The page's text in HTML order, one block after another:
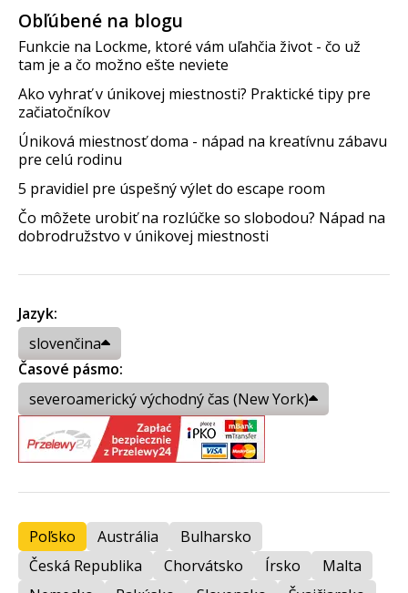
Obľúbené na blogu
Funkcie na Lockme, ktoré vám uľahčia život - čo už
tam je a čo možno ešte neviete
Ako vyhrať v únikovej miestnosti? Praktické tipy pre
začiatočníkov
Úniková miestnosť doma - nápad na kreatívnu zábavu
pre celú rodinu
5 pravidiel pre úspešný výlet do escape room
Čo môžete urobiť na rozlúčke so slobodou? Nápad na
dobrodružstvo v únikovej miestnosti
Jazyk:
slovenčina
Časové pásmo:
severoamerický východný čas (New York)
Poľsko Austrália
Bulharsko
Česká Republika
Chorvátsko Írsko
Malta